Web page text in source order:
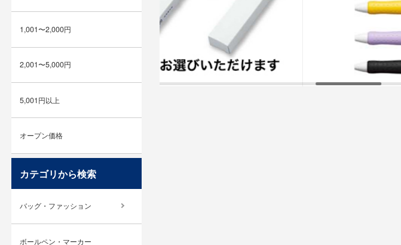
1,001〜2,000円
2,001〜5,000円
5,001円以上
オープン価格
カテゴリから検索
バッグ・ファッション
ボールペン・マーカー